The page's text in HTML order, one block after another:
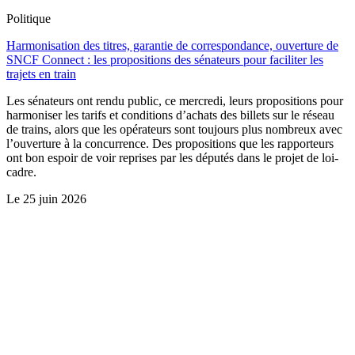
Politique
Harmonisation des titres, garantie de correspondance, ouverture de
SNCF Connect : les propositions des sénateurs pour faciliter les
trajets en train
Les sénateurs ont rendu public, ce mercredi, leurs propositions pour
harmoniser les tarifs et conditions d’achats des billets sur le réseau
de trains, alors que les opérateurs sont toujours plus nombreux avec
l’ouverture à la concurrence. Des propositions que les rapporteurs
ont bon espoir de voir reprises par les députés dans le projet de loi-
cadre.
Le 25 juin 2026